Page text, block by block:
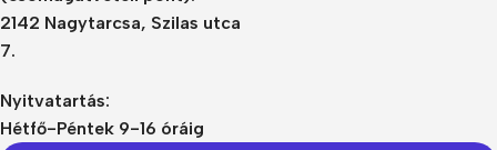
2142 Nagytarcsa, Szilas utca
7.
Nyitvatartás:
Hétfő-Péntek 9-16 óráig